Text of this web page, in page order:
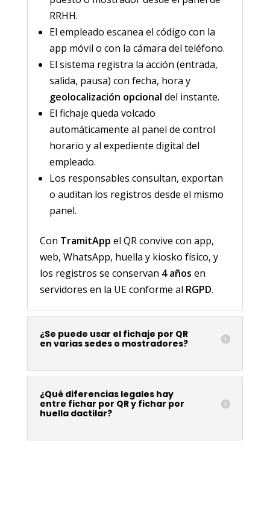
RRHH.
El empleado escanea el código con la
app móvil o con la cámara del teléfono.
El sistema registra la acción (entrada,
salida, pausa) con fecha, hora y
geolocalización opcional del instante.
El fichaje queda volcado
automáticamente al panel de control
horario y al expediente digital del
empleado.
Los responsables consultan, exportan
o auditan los registros desde el mismo
panel.
Con TramitApp el QR convive con app,
web, WhatsApp, huella y kiosko físico, y
los registros se conservan 4 años en
servidores en la UE conforme al RGPD.
¿Se puede usar el fichaje por QR
en varias sedes o mostradores?
¿Qué diferencias legales hay
entre fichar por QR y fichar por
huella dactilar?